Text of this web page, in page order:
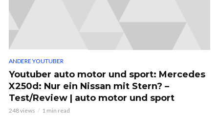
ANDERE YOUTUBER
Youtuber auto motor und sport: Mercedes
X250d: Nur ein Nissan mit Stern? –
Test/Review | auto motor und sport
248 views 1 min read